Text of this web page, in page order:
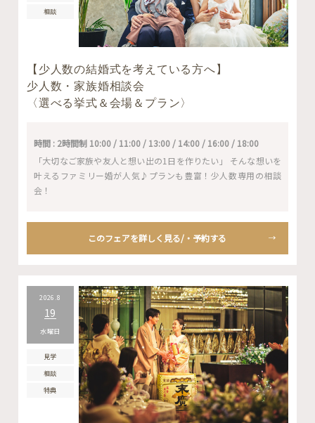
相談
【少人数の結婚式を考えている方へ】
少人数・家族婚相談会
〈選べる挙式＆会場＆プラン〉
時間 : 2時間制 10:00 / 11:00 / 13:00 / 14:00 / 16:00 / 18:00
「大切なご家族や友人と想い出の1日を作りたい」 そんな想いを
叶えるファミリー婚が人気♪プランも豊富！少人数専用の相談
会！
このフェアを詳しく見る/・予約する
2026.8
19
水曜日
見学
相談
特典